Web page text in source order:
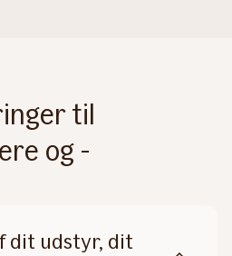
til
og -
dit udstyr, dit